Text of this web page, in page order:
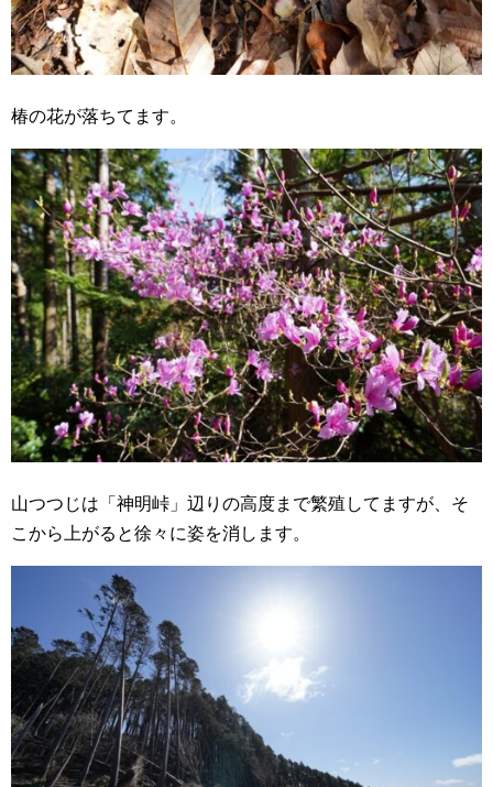
椿の花が落ちてます。
山つつじは「神明峠」辺りの高度まで繁殖してますが、そ
こから上がると徐々に姿を消します。